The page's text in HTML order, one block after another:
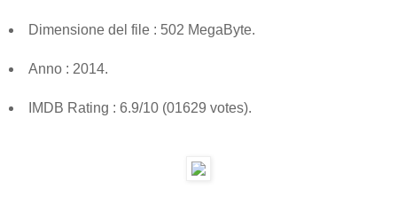
Dimensione del file : 502 MegaByte.
Anno : 2014.
IMDB Rating : 6.9/10 (01629 votes).